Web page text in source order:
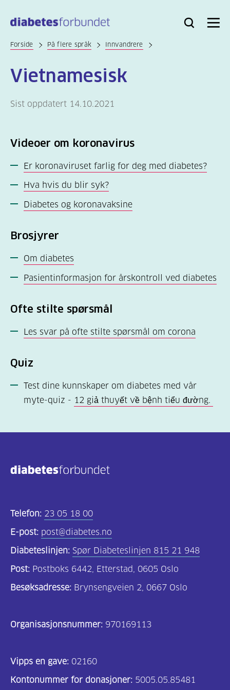
hovedinnhold
Bli
Logg
Søk Meny
Forside På flere språk Innvandrere
Vietnamesisk
Sist oppdatert 14.10.2021
Videoer om koronavirus
Er koronaviruset farlig for deg med diabetes?
Hva hvis du blir syk?
Diabetes og koronavaksine
Brosjyrer
Om diabetes
Pasientinformasjon for årskontroll ved diabetes
Ofte stilte spørsmål
Les svar på ofte stilte spørsmål om corona
Quiz
Test dine kunnskaper om diabetes med vår
myte-quiz - 12 giả thuyết về bệnh tiểu đường.
Telefon: 23 05 18 00
E-post: post@diabetes.no
Diabeteslinjen: Spør Diabeteslinjen 815 21 948
Post: Postboks 6442, Etterstad, 0605 Oslo
Besøksadresse: Brynsengveien 2, 0667 Oslo
Organisasjonsnummer: 970169113
Vipps en gave: 02160
Kontonummer for donasjoner: 5005.05.85481